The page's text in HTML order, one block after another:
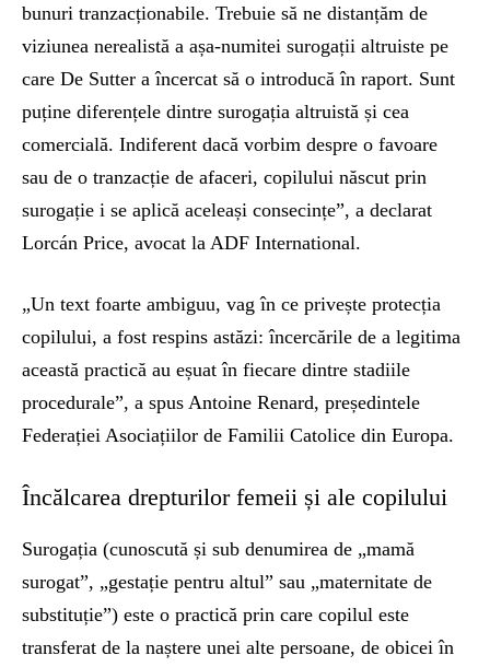
bunuri tranzacționabile. Trebuie să ne distanțăm de
viziunea nerealistă a așa-numitei surogații altruiste pe
care De Sutter a încercat să o introducă în raport. Sunt
puține diferențele dintre surogația altruistă și cea
comercială. Indiferent dacă vorbim despre o favoare
sau de o tranzacție de afaceri, copilului născut prin
surogație i se aplică aceleași consecințe”, a declarat
Lorcán Price, avocat la ADF International.
„Un text foarte ambiguu, vag în ce privește protecția
copilului, a fost respins astăzi: încercările de a legitima
această practică au eșuat în fiecare dintre stadiile
procedurale”, a spus Antoine Renard, președintele
Federației Asociațiilor de Familii Catolice din Europa.
Încălcarea drepturilor femeii și ale copilului
Surogația (cunoscută și sub denumirea de „mamă
surogat”, „gestație pentru altul” sau „maternitate de
substituție”) este o practică prin care copilul este
transferat de la naștere unei alte persoane, de obicei în